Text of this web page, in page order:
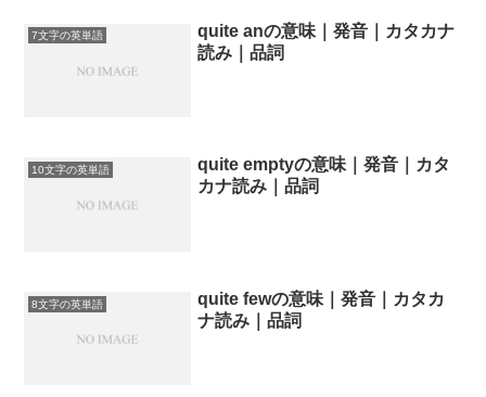
7文字の英単語
quite anの意味｜発音｜カタカナ
読み｜品詞
10文字の英単語
quite emptyの意味｜発音｜カタ
カナ読み｜品詞
8文字の英単語
quite fewの意味｜発音｜カタカ
ナ読み｜品詞